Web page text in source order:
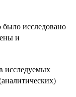
исследовано
и
исследуемых